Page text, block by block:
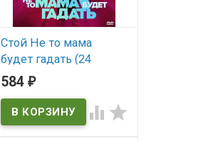
Стой Не то мама
будет гадать (24
серии) (2DVD)* (I WAS
584₽
 